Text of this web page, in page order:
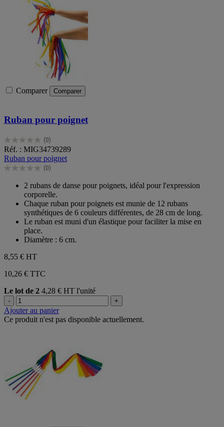
Comparer Comparer
Ruban pour poignet
(0)
0.0
sur
5
étoiles.
Réf. : MIG34739289
Ruban pour poignet
(0)
0.0
étoiles.
2 rubans de danse pour poignets, idéal pour l'expression
corporelle.
Chaque ruban pour poignets est munie de 12 rubans
synthétiques de 6 couleurs différentes, de 28 cm de long.
Le ruban est muni d'un élastique pour faciliter la mise en
place.
Diamètre : 6 cm.
8,55 € HT
10,26 € TTC
Le lot de 2 4,28 € HT l'unité
- +
Ajouter au panier
Ce produit n'est pas disponible actuellement.